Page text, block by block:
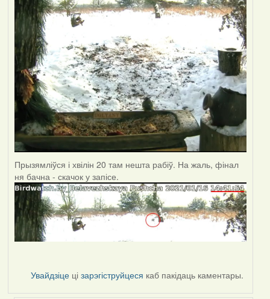
Прызямліўся і хвілін 20 там нешта рабіў. На жаль, фінал
ня бачна - скачок у запісе.
Увайдзіце цізарэгіструйцеся каб пакідаць каментары.